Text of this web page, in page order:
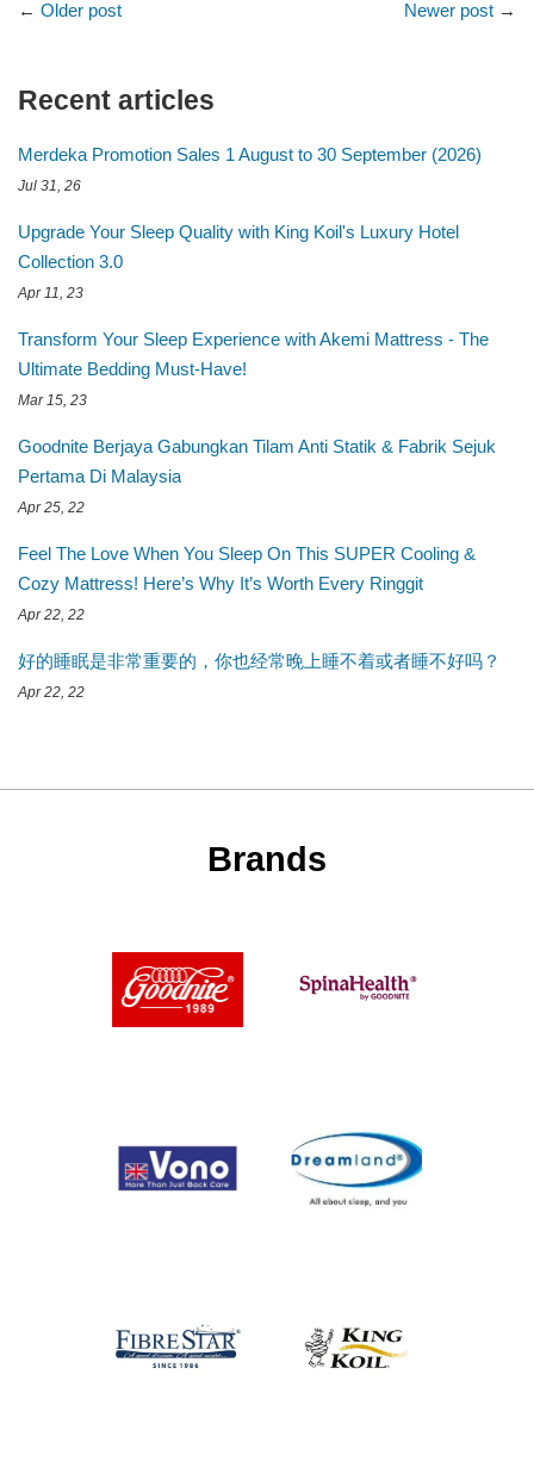
← Older post Newer post →
Recent articles
Merdeka Promotion Sales 1 August to 30 September (2026)
Jul 31, 26
Upgrade Your Sleep Quality with King Koil's Luxury Hotel
Collection 3.0
Apr 11, 23
Transform Your Sleep Experience with Akemi Mattress - The
Ultimate Bedding Must-Have!
Mar 15, 23
Goodnite Berjaya Gabungkan Tilam Anti Statik & Fabrik Sejuk
Pertama Di Malaysia
Apr 25, 22
Feel The Love When You Sleep On This SUPER Cooling &
Cozy Mattress! Here’s Why It’s Worth Every Ringgit
Apr 22, 22
好的睡眠是非常重要的，你也经常晚上睡不着或者睡不好吗？
Apr 22, 22
Brands